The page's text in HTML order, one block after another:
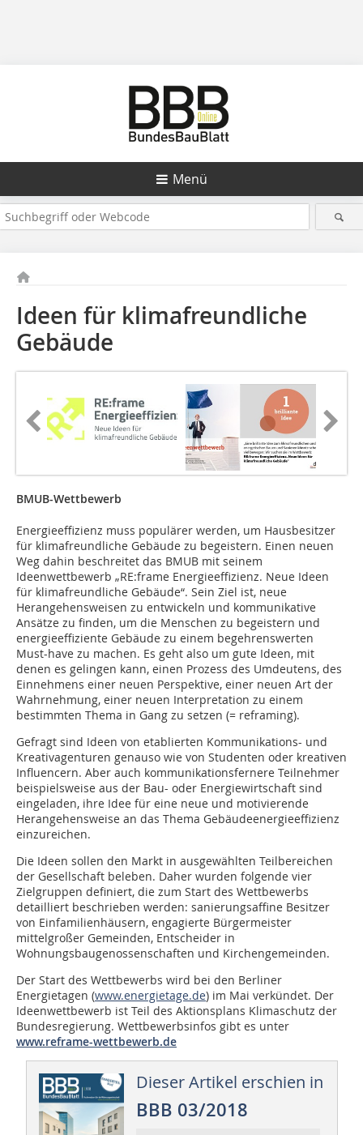
Menü
Ideen für klimafreundliche
Gebäude
BMUB-Wettbewerb
Energieeffizienz muss populärer werden, um Hausbesitzer
für klimafreundliche Gebäude zu begeistern. Einen neuen
Weg dahin beschreitet das BMUB mit seinem
Ideenwettbewerb „RE:frame Energieeffizienz. Neue Ideen
für klimafreundliche Gebäude“. Sein Ziel ist, neue
Herangehensweisen zu entwickeln und kommunikative
Ansätze zu finden, um die Menschen zu begeistern und
energieeffiziente Gebäude zu einem begehrenswerten
Must-have zu machen. Es geht also um gute Ideen, mit
denen es gelingen kann, einen Prozess des Umdeutens, des
Einnehmens einer neuen Perspektive, einer neuen Art der
Wahrnehmung, einer neuen Interpretation zu einem
bestimmten Thema in Gang zu setzen (= reframing).
Gefragt sind Ideen von etablierten Kommunikations- und
Kreativagenturen genauso wie von Studenten oder kreativen
Influencern. Aber auch kommunikationsfernere Teilnehmer
beispielsweise aus der Bau- oder Energiewirtschaft sind
eingeladen, ihre Idee für eine neue und motivierende
Herangehensweise an das Thema Gebäudeenergieeffizienz
einzureichen.
Die Ideen sollen den Markt in ausgewählten Teilbereichen
der Gesellschaft beleben. Daher wurden folgende vier
Zielgruppen definiert, die zum Start des Wettbewerbs
detailliert beschrieben werden: sanierungsaffine Besitzer
von Einfamilienhäusern, engagierte Bürgermeister
mittelgroßer Gemeinden, Entscheider in
Wohnungsbaugenossenschaften und Kirchengemeinden.
Der Start des Wettbewerbs wird bei den Berliner
Energietagen (www.energietage.de) im Mai verkündet. Der
Ideenwettbewerb ist Teil des Aktionsplans Klimaschutz der
Bundesregierung. Wettbewerbsinfos gibt es unter
www.reframe-wettbewerb.de
Dieser Artikel erschien in
BBB 03/2018